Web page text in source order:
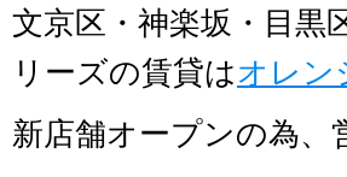
文京区・神楽坂・目黒
リーズの賃貸はオレン
新店舗オープンの為、